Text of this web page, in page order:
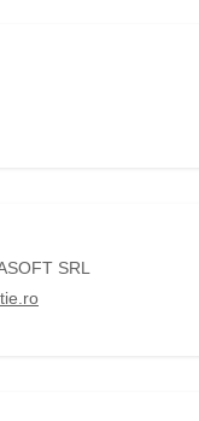
SRL